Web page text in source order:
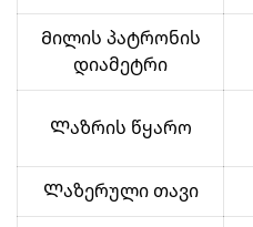
Მილის პატრონის
დიამეტრი
Ლაზრის წყარო
Ლაზერული თავი